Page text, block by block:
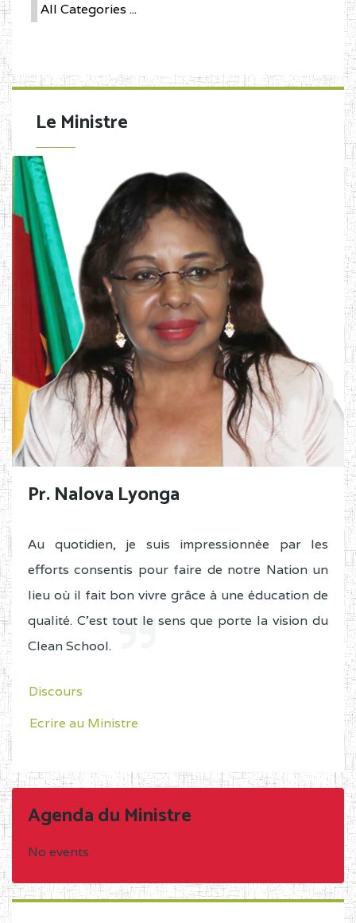
All Categories ...
Le Ministre
Pr. Nalova Lyonga
Au quotidien, je suis impressionnée par les
efforts consentis pour faire de notre Nation un
lieu où il fait bon vivre grâce à une éducation de
qualité. C'est tout le sens que porte la vision du
Clean School.
Discours
Ecrire au Ministre
Agenda du Ministre
No events